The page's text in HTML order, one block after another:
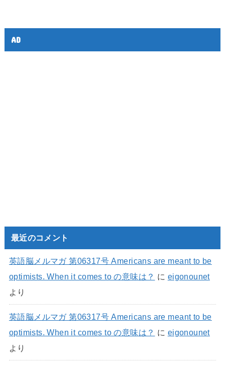
AD
最近のコメント
英語脳メルマガ 第06317号 Americans are meant to be
optimists. When it comes to の意味は？ に eigonounet
より
英語脳メルマガ 第06317号 Americans are meant to be
optimists. When it comes to の意味は？ に eigonounet
より